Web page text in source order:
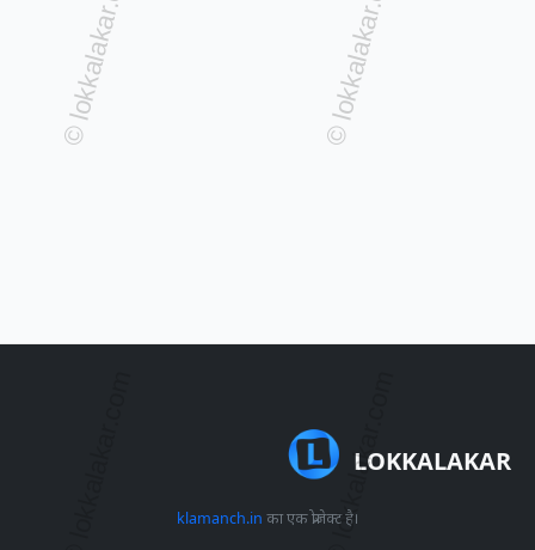
LOKKALAKAR
klamanch.in का एक प्रोजेक्ट है।